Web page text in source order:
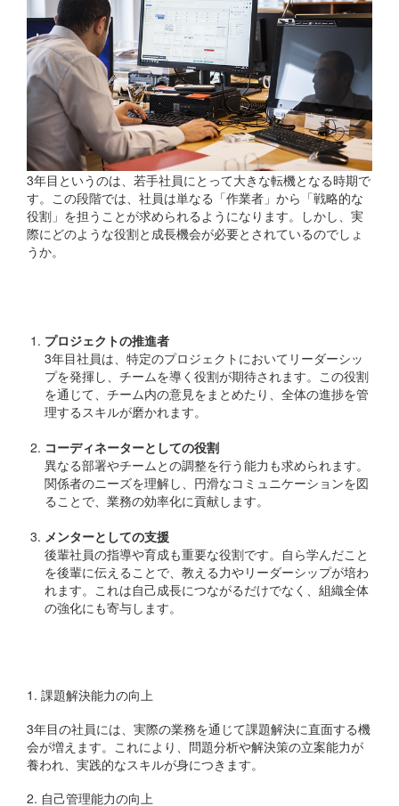
3年目というのは、若手社員にとって大きな転機となる時期で
す。この段階では、社員は単なる「作業者」から「戦略的な
役割」を担うことが求められるようになります。しかし、実
際にどのような役割と成長機会が必要とされているのでしょ
うか。
プロジェクトの推進者
3年目社員は、特定のプロジェクトにおいてリーダーシッ
プを発揮し、チームを導く役割が期待されます。この役割
を通じて、チーム内の意見をまとめたり、全体の進捗を管
理するスキルが磨かれます。
コーディネーターとしての役割
異なる部署やチームとの調整を行う能力も求められます。
関係者のニーズを理解し、円滑なコミュニケーションを図
ることで、業務の効率化に貢献します。
メンターとしての支援
後輩社員の指導や育成も重要な役割です。自ら学んだこと
を後輩に伝えることで、教える力やリーダーシップが培わ
れます。これは自己成長につながるだけでなく、組織全体
の強化にも寄与します。
1. 課題解決能力の向上
3年目の社員には、実際の業務を通じて課題解決に直面する機
会が増えます。これにより、問題分析や解決策の立案能力が
養われ、実践的なスキルが身につきます。
2. 自己管理能力の向上